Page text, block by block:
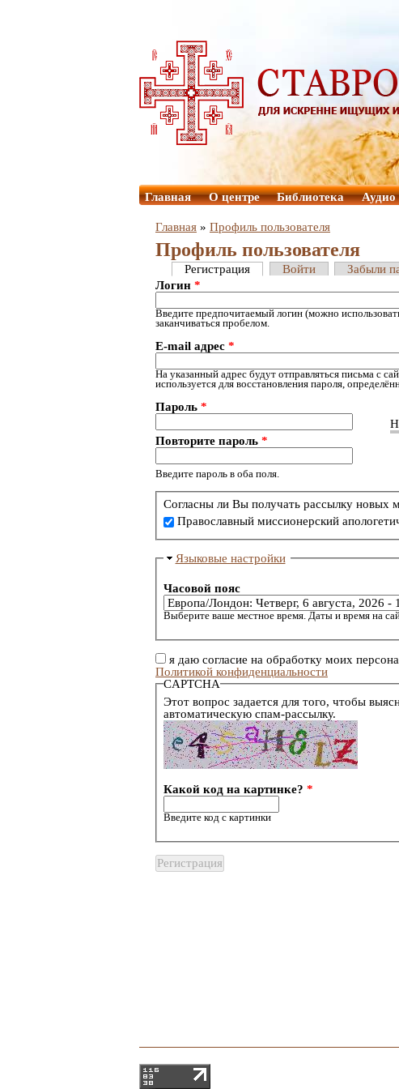
Главная О центре Библиотека Аудио
Главная » Профиль пользователя
Профиль пользователя
Регистрация Войти
Забыли
Логин *
Введите предпочитаемый логин (можно
заканчиваться пробелом.
E-mail адрес *
На указанный адрес будут отправляться письма с
используется для восстановления пароля,
Пароль *
Повторите пароль *
Введите пароль в оба поля.
Согласны ли Вы получать рассылку новых
Православный миссионерский
Языковые настройки
Часовой пояс
Выберите ваше местное время. Даты и время на
я даю согласие на обработку моих
Политикой конфиденциальности
CAPTCHA
Этот вопрос задается для того, чтобы
автоматическую спам-рассылку.
Какой код на картинке? *
Введите код с картинки